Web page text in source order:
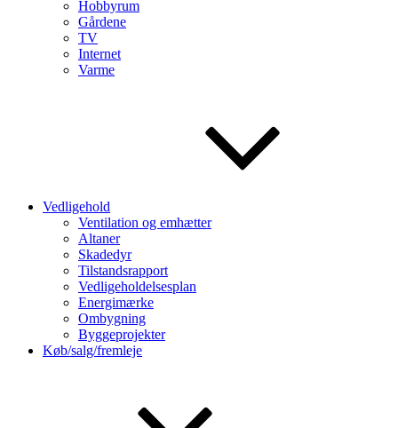
Hobbyrum
Gårdene
TV
Internet
Varme
Vedligehold
Ventilation og emhætter
Altaner
Skadedyr
Tilstandsrapport
Vedligeholdelsesplan
Energimærke
Ombygning
Byggeprojekter
Køb/salg/fremleje